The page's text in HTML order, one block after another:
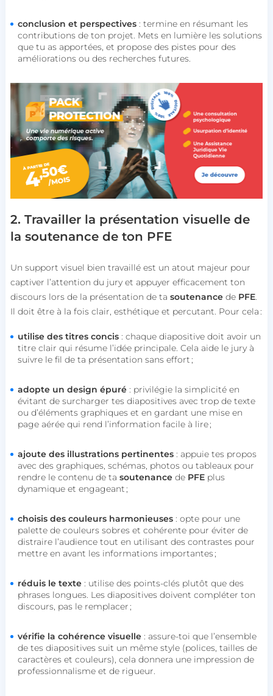
conclusion et perspectives: termine en résumant les
contributions de ton projet. Mets en lumière les solutions
que tu as apportées, et propose des pistes pour des
améliorations ou des recherches futures.
2. Travailler la présentation visuelle de
la soutenance de ton PFE
Un support visuel bien travaillé est un atout majeur pour
captiver l’attention du jury et appuyer efficacement ton
discours lors de la présentation de ta soutenancede PFE.
Il doit être à la fois clair, esthétique et percutant. Pour cela :
utilise des titres concis: chaque diapositive doit avoir un
titre clair qui résume l’idée principale. Cela aide le jury à
suivre le fil de ta présentation sans effort ;
adopte un design épuré: privilégie la simplicité en
évitant de surcharger tes diapositives avec trop de texte
ou d’éléments graphiques et en gardant une mise en
page aérée qui rend l’information facile à lire ;
ajoute des illustrations pertinentes: appuie tes propos
avec des graphiques, schémas, photos ou tableaux pour
rendre le contenu de ta soutenancede PFEplus
dynamique et engageant ;
choisis des couleurs harmonieuses: opte pour une
palette de couleurs sobres et cohérente pour éviter de
distraire l’audience tout en utilisant des contrastes pour
mettre en avant les informations importantes ;
réduis le texte: utilise des points-clés plutôt que des
phrases longues. Les diapositives doivent compléter ton
discours, pas le remplacer ;
vérifie la cohérence visuelle: assure-toi que l’ensemble
de tes diapositives suit un même style (polices, tailles de
caractères et couleurs), cela donnera une impression de
professionnalisme et de rigueur.